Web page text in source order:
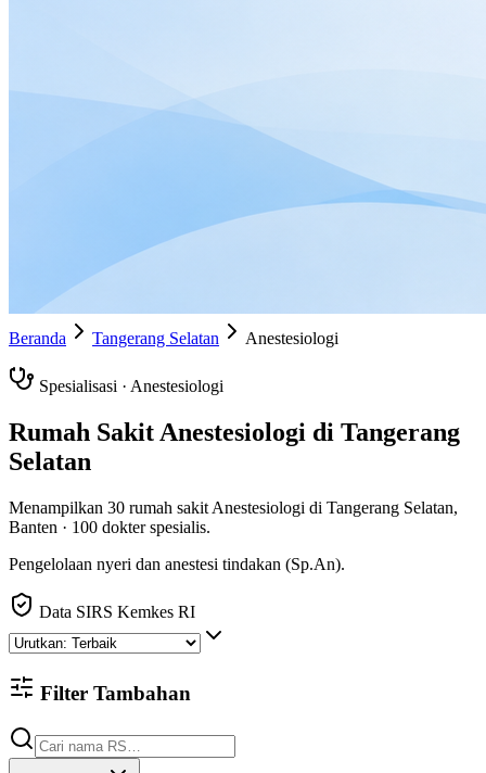
Beranda Tangerang Selatan Anestesiologi
Spesialisasi · Anestesiologi
Rumah Sakit Anestesiologi di Tangerang
Selatan
Menampilkan 30 rumah sakit Anestesiologi di Tangerang Selatan,
Banten · 100 dokter spesialis.
Pengelolaan nyeri dan anestesi tindakan (Sp.An).
Data SIRS Kemkes RI
Filter Tambahan